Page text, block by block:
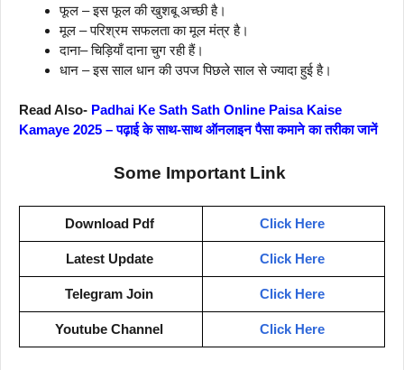
फूल – इस फूल की खुशबू अच्छी है।
मूल – परिश्रम सफलता का मूल मंत्र है।
दाना– चिड़ियाँ दाना चुग रही हैं।
धान – इस साल धान की उपज पिछले साल से ज्यादा हुई है।
Read Also- Padhai Ke Sath Sath Online Paisa Kaise
Kamaye 2025 – पढ़ाई के साथ-साथ ऑनलाइन पैसा कमाने का तरीका जानें
Some Important Link
Download Pdf Click Here
Latest Update Click Here
Telegram Join Click Here
Youtube Channel Click Here